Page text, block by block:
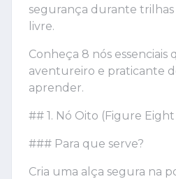
segurança durante trilhas
livre.
Conheça 8 nós essenciais
aventureiro e praticante
aprender.
## 1. Nó Oito (Figure
### Para que serve?
Cria uma alça segura na